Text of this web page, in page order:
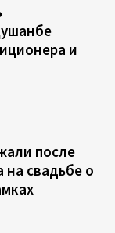
и
после
на свадьбе о